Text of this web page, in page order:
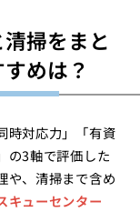
掃をまと
めは？
時対応力」「有資
の3軸で評価した
や、清掃まで含め
キューセンター